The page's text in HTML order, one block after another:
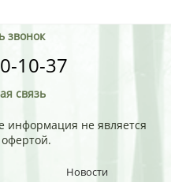
звонок
10-37
связь
информация не является
Новости